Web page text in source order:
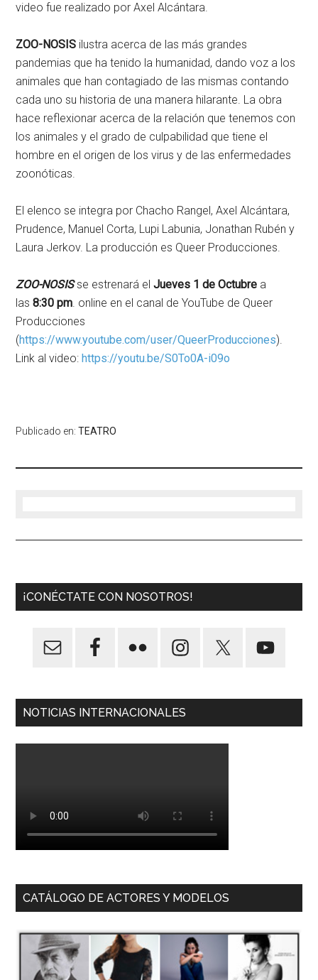
video fue realizado por Axel Alcántara.
ZOO-NOSIS ilustra acerca de las más grandes
pandemias que ha tenido la humanidad, dando voz a los
animales que han contagiado de las mismas contando
cada uno su historia de una manera hilarante. La obra
hace reflexionar acerca de la relación que tenemos con
los animales y el grado de culpabilidad que tiene el
hombre en el origen de los virus y de las enfermedades
zoonóticas.
El elenco se integra por Chacho Rangel, Axel Alcántara,
Prudence, Manuel Corta, Lupi Labunia, Jonathan Rubén y
Laura Jerkov. La producción es Queer Producciones.
ZOO-NOSISse estrenará elJueves 1 de Octubre a
las 8:30 pm. online en el canal de YouTube de Queer
Producciones
(https://www.youtube.com/user/QueerProducciones).
Link al video:https://youtu.be/S0To0A-i09o
Publicado en:TEATRO
¡CONÉCTATE CON NOSOTROS!
NOTICIAS INTERNACIONALES
CATÁLOGO DE ACTORES Y MODELOS